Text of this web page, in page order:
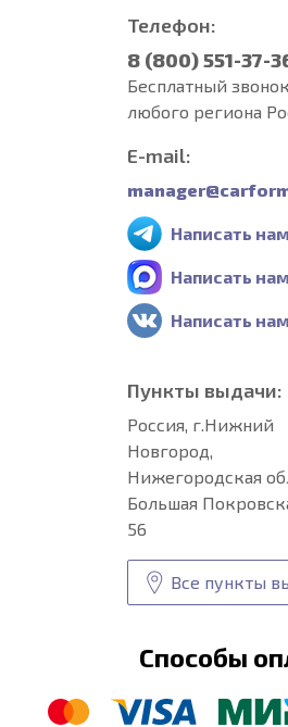
Телефон:
8 (800) 551-37-
Бесплатный
любого региона
E-mail:
Написать нам
Написать нам
Написать нам
Пункты выдачи:
Россия, г.Нижний
Новгород,
Нижегородская
Большая
56
Все пункты
Способы